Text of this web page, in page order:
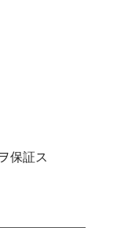
保証ス